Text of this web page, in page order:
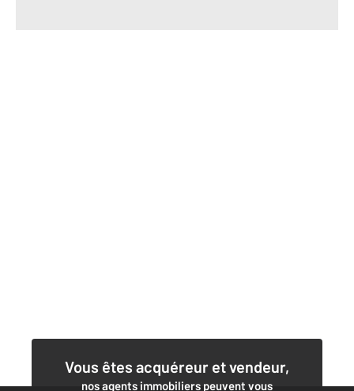
Vous êtes acquéreur et vendeur,
nos agents immobiliers peuvent vous